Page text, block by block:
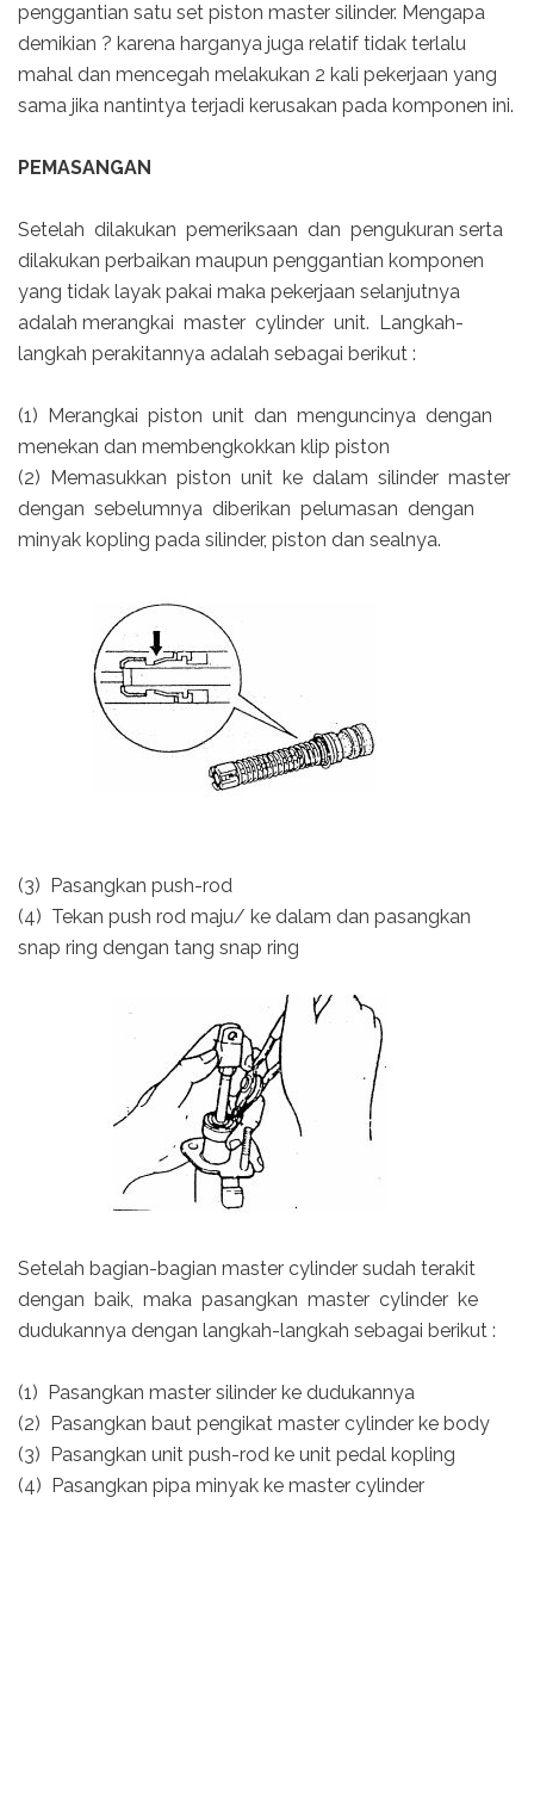
penggantian satu set piston master silinder. Mengapa
demikian ? karena harganya juga relatif tidak terlalu
mahal dan mencegah melakukan 2 kali pekerjaan yang
sama jika nantintya terjadi kerusakan pada komponen ini.
PEMASANGAN
Setelah dilakukan pemeriksaan dan pengukuran serta
dilakukan perbaikan maupun penggantian komponen
yang tidak layak pakai maka pekerjaan selanjutnya
adalah merangkai master cylinder unit. Langkah-
langkah perakitannya adalah sebagai berikut :
(1) Merangkai piston unit dan menguncinya dengan
menekan dan membengkokkan klip piston
(2) Memasukkan piston unit ke dalam silinder master
dengan sebelumnya diberikan pelumasan dengan
minyak kopling pada silinder, piston dan sealnya.
(3) Pasangkan push-rod
(4) Tekan push rod maju/ ke dalam dan pasangkan
snap ring dengan tang snap ring
Setelah bagian-bagian master cylinder sudah terakit
dengan baik, maka pasangkan master cylinder ke
dudukannya dengan langkah-langkah sebagai berikut :
(1) Pasangkan master silinder ke dudukannya
(2) Pasangkan baut pengikat master cylinder ke body
(3) Pasangkan unit push-rod ke unit pedal kopling
(4) Pasangkan pipa minyak ke master cylinder